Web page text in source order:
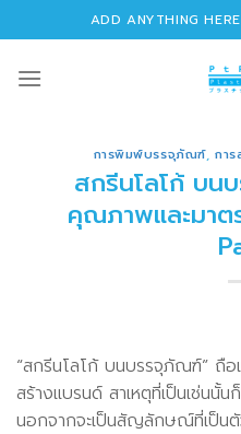
to
content
ADD ANYTHING
การพิมพ์บรรจุภัณฑ์, กา
สกรีนโลโก้ บน
คุณภาพและมาต
“สกรีนโลโก้ บนบรรจุภัณฑ์” ถื
สร้างแบรนด์ สาเหตุที่เป็นเช่นนั้
นอกจากจะเป็นสัญลักษณ์ที่เป็น